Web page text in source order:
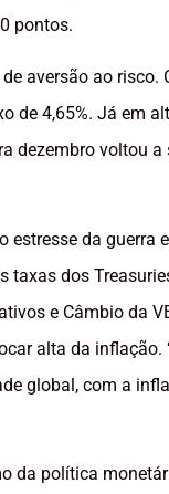
pontos.
aversão ao risco.
de 4,65%. Já em
dezembro voltou a
da guerra
dos
e Câmbio da
alta da inflação.
global, com a
da política